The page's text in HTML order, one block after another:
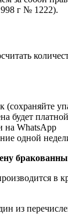
г № 1222).
на WhatsApp
одной
в
из